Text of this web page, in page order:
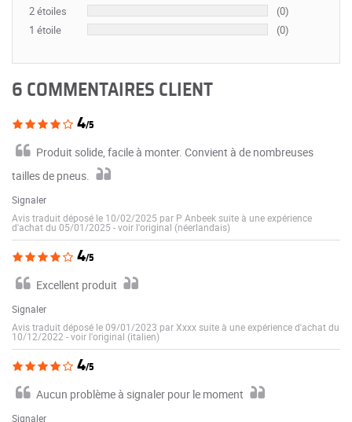
2 étoiles
(0)
1 étoile
(0)
6 COMMENTAIRES CLIENT
4/5
Produit solide, facile à monter. Convient à de nombreuses
tailles de pneus.
Signaler
Avis traduit déposé le 10/02/2025 par P Anbeek suite à une expérience
d'achat du 05/01/2025 -voir l'original (néerlandais)
4/5
Excellent produit
Signaler
Avis traduit déposé le 09/01/2023 par Xxxx suite à une expérience d'achat du
10/12/2022 -voir l'original (italien)
4/5
Aucun problème à signaler pour le moment
Signaler